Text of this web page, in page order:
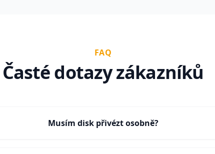
FAQ
Časté dotazy zákazníků
Musím disk přivézt osobně?